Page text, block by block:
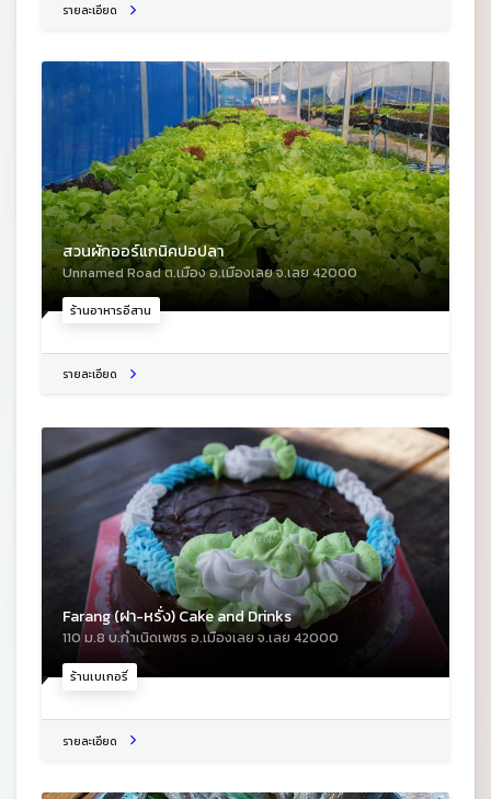
รายละเอียด
ร้านอาหารอีสาน
สวนผักออร์แกนิคปอปลา
Unnamed Road ต.เมือง อ.เมืองเลย จ.เลย 42000
รายละเอียด
ร้านเบเกอรี่
Farang (ฝา-หรั่ง) Cake and Drinks
110 ม.8 บ.กำเนิดเพชร อ.เมืองเลย จ.เลย 42000
รายละเอียด